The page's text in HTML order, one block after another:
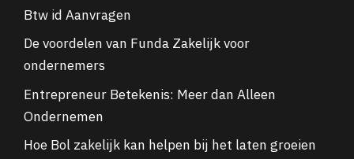
Btw id Aanvragen
De voordelen van Funda Zakelijk voor
ondernemers
Entrepreneur Betekenis: Meer dan Alleen
Ondernemen
Hoe Bol zakelijk kan helpen bij het laten groeien